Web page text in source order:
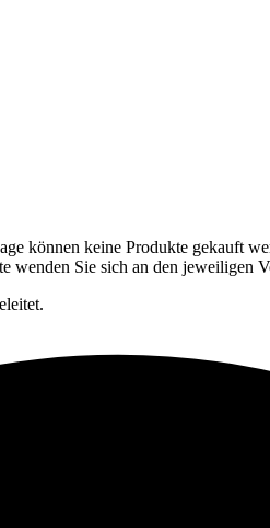
können keine Produkte gekauft
wenden Sie sich an den jeweiligen